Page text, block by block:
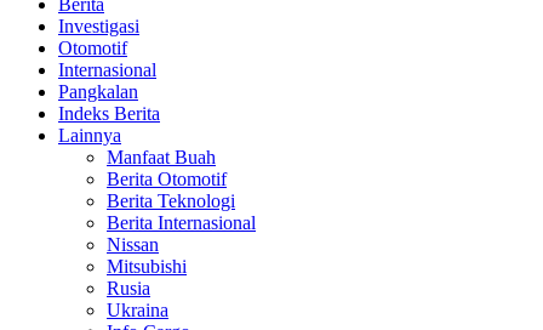
Berita
Investigasi
Otomotif
Internasional
Pangkalan
Indeks Berita
Lainnya
Manfaat Buah
Berita Otomotif
Berita Teknologi
Berita Internasional
Nissan
Mitsubishi
Rusia
Ukraina